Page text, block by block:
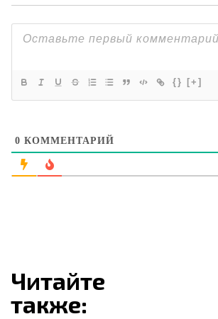
{} [+]
0 КОММЕНТАРИЙ
Читайте
также: